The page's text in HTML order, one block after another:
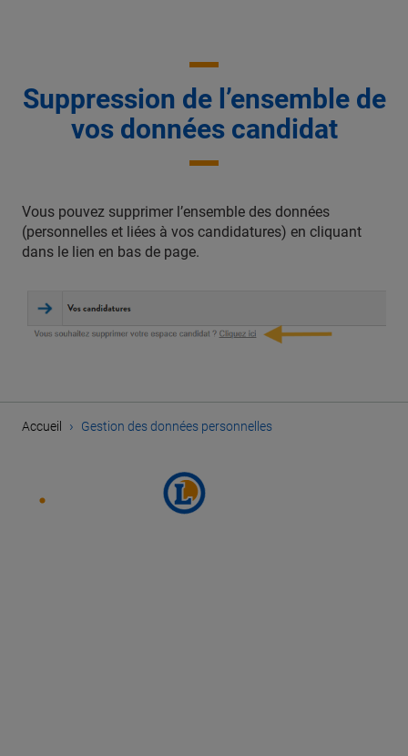
Suppression de l’ensemble de
vos données candidat
Vous pouvez supprimer l’ensemble des données
(personnelles et liées à vos candidatures) en cliquant
dans le lien en bas de page.
Accueil › Gestion des données personnelles